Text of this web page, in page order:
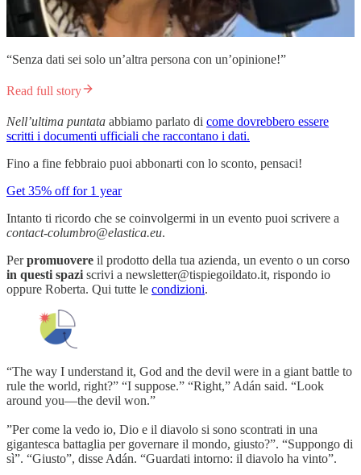
“Senza dati sei solo un’altra persona con un’opinione!”
Read full story
Nell’ultima puntata abbiamo parlato di come dovrebbero essere
scritti i documenti ufficiali che raccontano i dati.
Fino a fine febbraio puoi abbonarti con lo sconto, pensaci!
Get 35% off for 1 year
Intanto ti ricordo che se coinvolgermi in un evento puoi scrivere a
contact-columbro@elastica.eu.
Perpromuovere il prodotto della tua azienda, un evento o un corso
in questi spazi scrivi a newsletter@tispiegoildato.it, rispondo io
oppure Roberta. Qui tutte le condizioni.
“The way I understand it, God and the devil were in a giant battle to
rule the world, right?” “I suppose.” “Right,” Adán said. “Look
around you—the devil won.”
”Per come la vedo io, Dio e il diavolo si sono scontrati in una
gigantesca battaglia per governare il mondo, giusto?”. “Suppongo di
sì”. “Giusto”, disse Adán. “Guardati intorno: il diavolo ha vinto”.